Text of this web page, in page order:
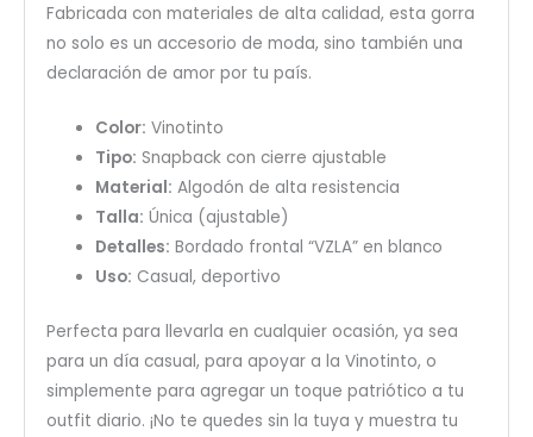
Fabricada con materiales de alta calidad, esta gorra
no solo es un accesorio de moda, sino también una
declaración de amor por tu país.
Color: Vinotinto
Tipo: Snapback con cierre ajustable
Material: Algodón de alta resistencia
Talla: Única (ajustable)
Detalles: Bordado frontal “VZLA” en blanco
Uso: Casual, deportivo
Perfecta para llevarla en cualquier ocasión, ya sea
para un día casual, para apoyar a la Vinotinto, o
simplemente para agregar un toque patriótico a tu
outfit diario. ¡No te quedes sin la tuya y muestra tu